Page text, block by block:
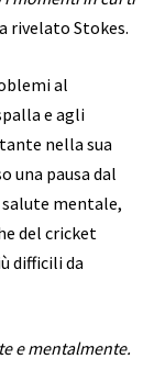
rivelato Stokes.
al
e agli
nella sua
una pausa dal
mentale,
del cricket
difficili da
e mentalmente.